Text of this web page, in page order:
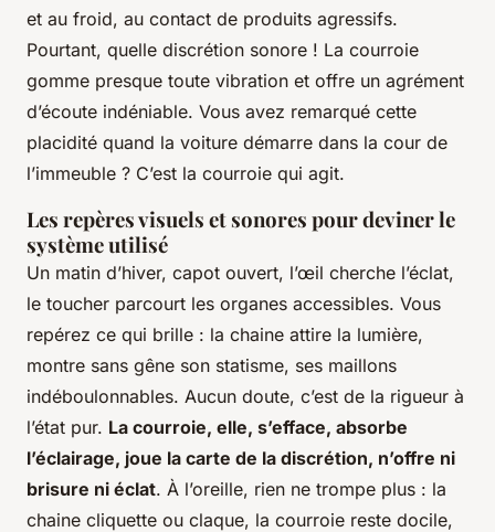
et au froid, au contact de produits agressifs.
Pourtant, quelle discrétion sonore ! La courroie
gomme presque toute vibration et offre un agrément
d’écoute indéniable. Vous avez remarqué cette
placidité quand la voiture démarre dans la cour de
l’immeuble ? C’est la courroie qui agit.
Les repères visuels et sonores pour deviner le
système utilisé
Un matin d’hiver, capot ouvert, l’œil cherche l’éclat,
le toucher parcourt les organes accessibles. Vous
repérez ce qui brille : la chaine attire la lumière,
montre sans gêne son statisme, ses maillons
indéboulonnables. Aucun doute, c’est de la rigueur à
l’état pur. La courroie, elle, s’efface, absorbe
l’éclairage, joue la carte de la discrétion, n’offre ni
brisure ni éclat. À l’oreille, rien ne trompe plus : la
chaine cliquette ou claque, la courroie reste docile,